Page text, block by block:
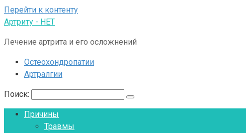
Перейти к контенту
Артриту - НЕТ
Лечение артрита и его осложнений
Остеохондропатии
Артралгии
Поиск:
Причины
Травмы